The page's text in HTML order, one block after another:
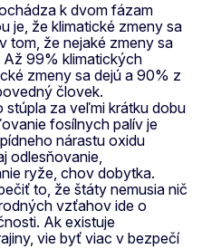
k dvom fázam
je, že klimatické zmeny sa
tom, že nejaké zmeny sa
Až 99% klimatických
zmeny sa dejú a 90% z
človek.
stúpla za veľmi krátku dobu
fosílnych palív je
nárastu oxidu
odlesňovanie,
ryže, chov dobytka.
to, že štáty nemusia nič
vzťahov ide o
Ak existuje
vie byť viac v bezpečí